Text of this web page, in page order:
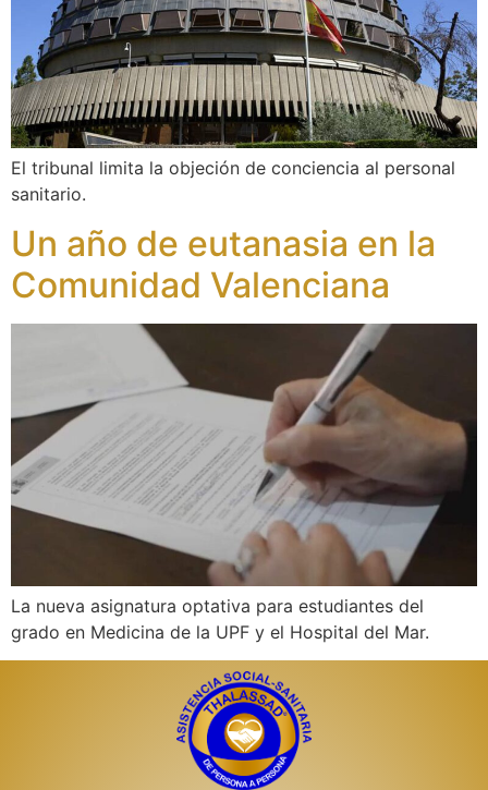
El tribunal limita la objeción de conciencia al personal
sanitario.
Un año de eutanasia en la
Comunidad Valenciana
La nueva asignatura optativa para estudiantes del
grado en Medicina de la UPF y el Hospital del Mar.